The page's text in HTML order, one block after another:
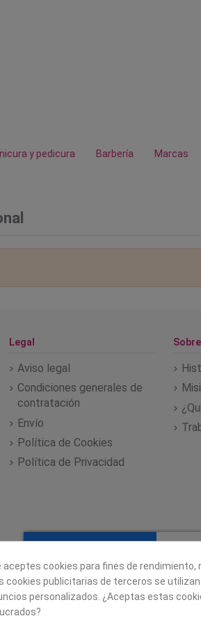
y pedicura Barbería Marcas
Legal
Aviso legal
Condiciones generales de
contratación
Envío
Política de Cookies
Política de Privacidad
aceptes cookies para fines de rendimiento,
cookies publicitarias de terceros se
personalizados. ¿Aceptas estas